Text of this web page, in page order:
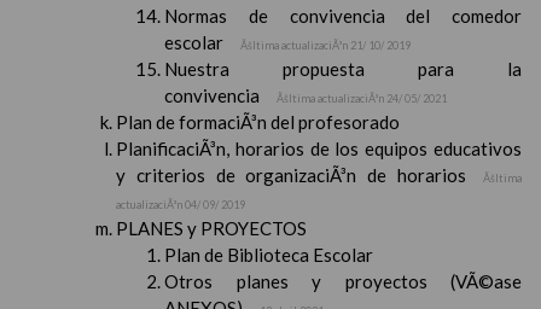
Normas de convivencia del comedor
escolar
Ãšltima actualizaciÃ³n 21/ 10/ 2019
Nuestra propuesta para la
convivencia
Ãšltima actualizaciÃ³n 24/ 05/ 2021
Plan de formaciÃ³n del profesorado
PlanificaciÃ³n, horarios de los equipos educativos
y criterios de organizaciÃ³n de horarios
Ãšltima
actualizaciÃ³n 04/ 09/ 2019
PLANES y PROYECTOS
Plan de Biblioteca Escolar
Otros planes y proyectos (VÃ©ase